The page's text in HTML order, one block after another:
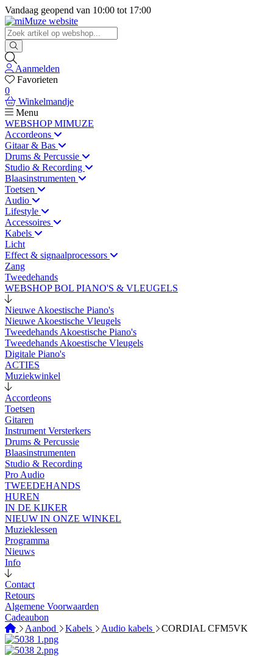
Vandaag geopend van 10:00 tot 17:00
Aanmelden
Favorieten
0
Winkelmandje
Menu
WEBSHOP MIMUZE
Accordeons
Gitaar & Bas
Drums & Percussie
Studio & Recording
Blaasinstrumenten
Toetsen
Audio
Lifestyle
Accessoires
Kabels
Licht
Effect & signaalprocessors
Zang
Tweedehands
WEBSHOP BOL PIANO'S & VLEUGELS
Nieuwe Akoestische Piano's
Nieuwe Akoestische Vleugels
Tweedehands Akoestische Piano's
Tweedehands Akoestische Vleugels
Digitale Piano's
ACTIES
Muziekwinkel
Accordeons
Toetsen
Gitaren
Instrument Versterkers
Drums & Percussie
Blaasinstrumenten
Studio & Recording
Pro Audio
TWEEDEHANDS
HUREN
IN DE KIJKER
NIEUW IN ONZE WINKEL
Muzieklessen
Programma
Nieuws
Info
Contact
Retours
Algemene Voorwaarden
Cadeaubon
Aanbod
Kabels Audio kabels CORDIAL CFM5VK